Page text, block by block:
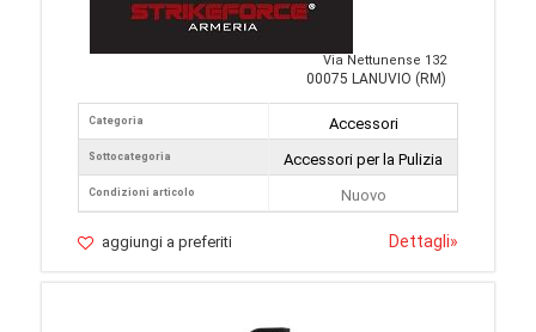
Via Nettunense 132
00075 LANUVIO (RM)
Categoria
Sottocategoria
Condizioni articolo
Accessori
Accessori per la Pulizia
Nuovo
aggiungi a preferiti Dettagli»